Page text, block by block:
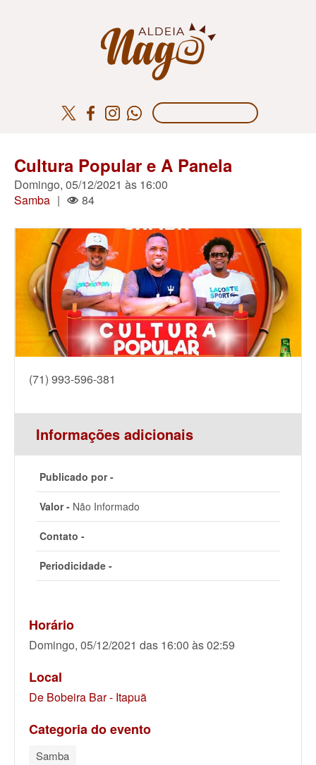
Cultura Popular e A Panela
Domingo, 05/12/2021 às 16:00
Samba | 84
(71) 993-596-381
Informações adicionais
Publicado por -
Valor - Não Informado
Contato -
Periodicidade -
Horário
Domingo, 05/12/2021 das 16:00 às 02:59
Local
De Bobeira Bar - Itapuã
Categoria do evento
Samba